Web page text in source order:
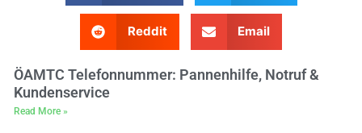
Reddit Email
ÖAMTC Telefonnummer: Pannenhilfe, Notruf &
Kundenservice
Read More »